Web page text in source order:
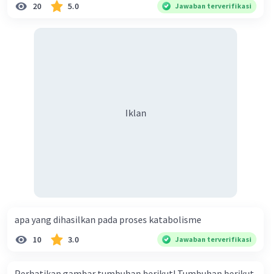
20 5.0 Jawaban terverifikasi
Iklan
apa yang dihasilkan pada proses katabolisme
10 3.0 Jawaban terverifikasi